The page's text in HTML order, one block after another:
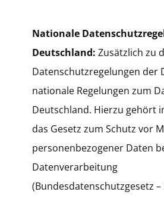
Nationale
Deutschland: Zusätzlich zu
Datenschutzregelungen der
nationale Regelungen zum
Deutschland. Hierzu gehört
das Gesetz zum Schutz vor
personenbezogener Daten
Datenverarbeitung
(Bundesdatenschutzgesetz –